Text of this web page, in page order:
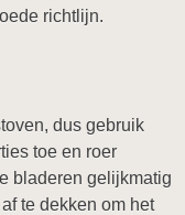
richtlijn.
dus gebruik
toe en roer
bladeren gelijkmatig
te dekken om het